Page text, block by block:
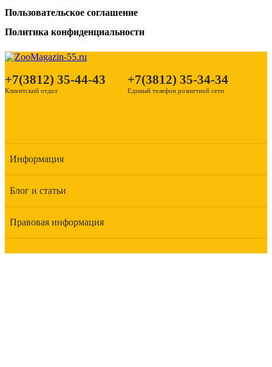
Пользовательское соглашение
Политика конфиденциальности
Информация
Блог и статьи
Правовая информация
+7(3812) 35-44-43
Клиентский отдел
+7(3812) 35-34-34
Единый телефон розничной сети